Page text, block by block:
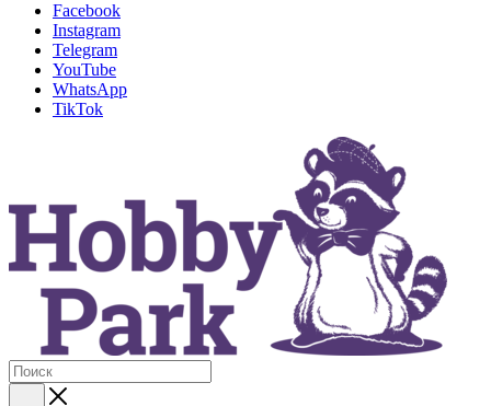
Facebook
Instagram
Telegram
YouTube
WhatsApp
TikTok